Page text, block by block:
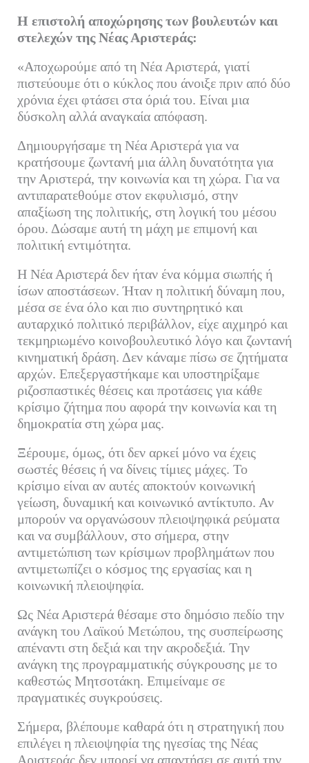
Η επιστολή αποχώρησης των βουλευτών και
στελεχών της Νέας Αριστεράς:
«Αποχωρούμε από τη Νέα Αριστερά, γιατί
πιστεύουμε ότι ο κύκλος που άνοιξε πριν από δύο
χρόνια έχει φτάσει στα όριά του. Είναι μια
δύσκολη αλλά αναγκαία απόφαση.
Δημιουργήσαμε τη Νέα Αριστερά για να
κρατήσουμε ζωντανή μια άλλη δυνατότητα για
την Αριστερά, την κοινωνία και τη χώρα. Για να
αντιπαρατεθούμε στον εκφυλισμό, στην
απαξίωση της πολιτικής, στη λογική του μέσου
όρου. Δώσαμε αυτή τη μάχη με επιμονή και
πολιτική εντιμότητα.
Η Νέα Αριστερά δεν ήταν ένα κόμμα σιωπής ή
ίσων αποστάσεων. Ήταν η πολιτική δύναμη που,
μέσα σε ένα όλο και πιο συντηρητικό και
αυταρχικό πολιτικό περιβάλλον, είχε αιχμηρό και
τεκμηριωμένο κοινοβουλευτικό λόγο και ζωντανή
κινηματική δράση. Δεν κάναμε πίσω σε ζητήματα
αρχών. Επεξεργαστήκαμε και υποστηρίξαμε
ριζοσπαστικές θέσεις και προτάσεις για κάθε
κρίσιμο ζήτημα που αφορά την κοινωνία και τη
δημοκρατία στη χώρα μας.
Ξέρουμε, όμως, ότι δεν αρκεί μόνο να έχεις
σωστές θέσεις ή να δίνεις τίμιες μάχες. Το
κρίσιμο είναι αν αυτές αποκτούν κοινωνική
γείωση, δυναμική και κοινωνικό αντίκτυπο. Αν
μπορούν να οργανώσουν πλειοψηφικά ρεύματα
και να συμβάλλουν, στο σήμερα, στην
αντιμετώπιση των κρίσιμων προβλημάτων που
αντιμετωπίζει ο κόσμος της εργασίας και η
κοινωνική πλειοψηφία.
Ως Νέα Αριστερά θέσαμε στο δημόσιο πεδίο την
ανάγκη του Λαϊκού Μετώπου, της συσπείρωσης
απέναντι στη δεξιά και την ακροδεξιά. Την
ανάγκη της προγραμματικής σύγκρουσης με το
καθεστώς Μητσοτάκη. Επιμείναμε σε
πραγματικές συγκρούσεις.
Σήμερα, βλέπουμε καθαρά ότι η στρατηγική που
επιλέγει η πλειοψηφία της ηγεσίας της Νέας
Αριστεράς δεν μπορεί να απαντήσει σε αυτή την